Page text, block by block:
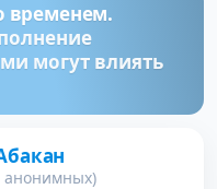
временем.
могут влиять
анонимных)